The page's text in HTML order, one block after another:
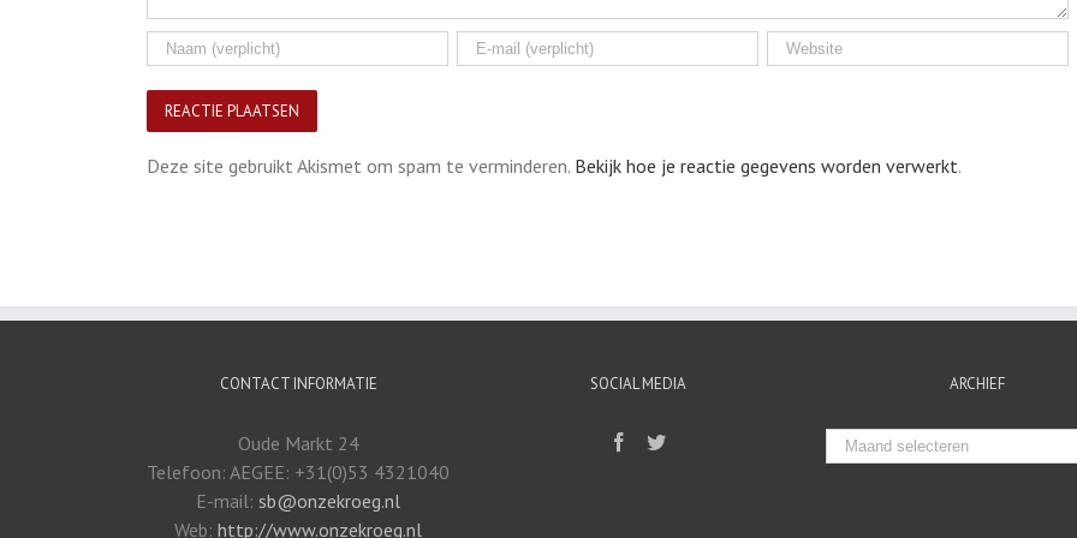
Deze site gebruikt Akismet om spam te verminderen. Bekijk hoe je reactie gegevens worden verwerkt.
CONTACT INFORMATIE
Oude Markt 24
Telefoon: AEGEE: +31(0)53 4321040
E-mail:sb@onzekroeg.nl
Web:http://www.onzekroeg.nl
SOCIAL MEDIA ARCHIEF